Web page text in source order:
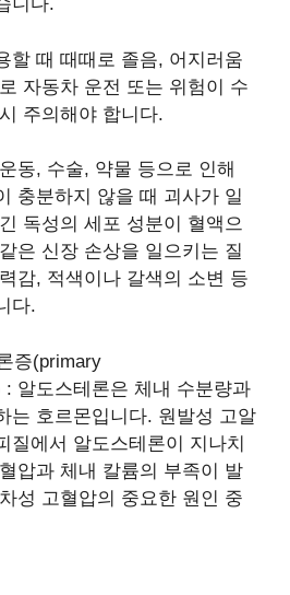
때 때때로 졸음, 어지러움
자동차 운전 또는 위험이 수
주의해야 합니다.
동, 수술, 약물 등으로 인해
충분하지 않을 때 괴사가 일
독성의 세포 성분이 혈액으
은 신장 손상을 일으키는 질
감, 적색이나 갈색의 소변 등
다.
증(primary
: 알도스테론은 체내 수분량과
는 호르몬입니다. 원발성 고알
질에서 알도스테론이 지나치
압과 체내 칼륨의 부족이 발
성 고혈압의 중요한 원인 중